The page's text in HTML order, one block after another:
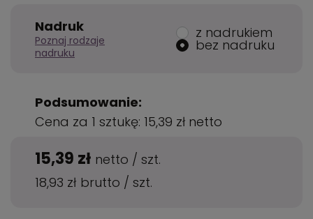
Nadruk
Poznaj rodzaje
nadruku
z nadrukiem
bez nadruku
Podsumowanie:
Cena za 1 sztukę: 15,39 zł netto
15,39 zł netto / szt.
18,93 zł brutto / szt.